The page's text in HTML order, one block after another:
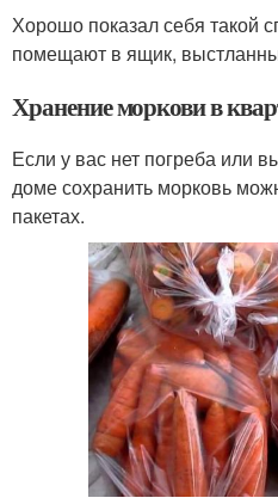
Хорошо показал себя такой
помещают в ящик,
Хранение моркови в
Если у вас нет погреба или
доме сохранить морковь
пакетах.